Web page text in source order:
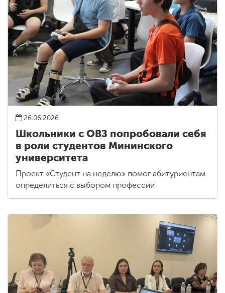
26.06.2026
Школьники с ОВЗ попробовали себя
в роли студентов Мининского
университета
Проект «Студент на неделю» помог абитуриентам
определиться с выбором профессии